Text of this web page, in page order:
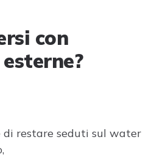
con
di restare seduti sul water